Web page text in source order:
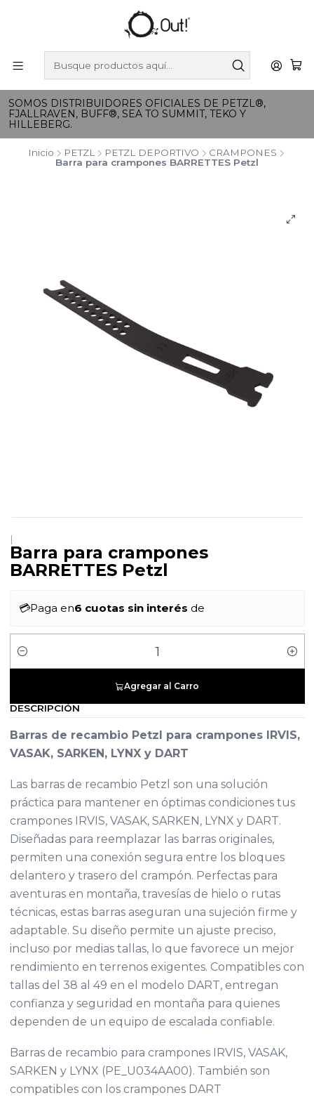
SOMOS DISTRIBUIDORES OFICIALES DE PETZL®,
FJALLRAVEN, BUFF®, SEA TO SUMMIT, TEKO Y
HILLEBERG.
Inicio PETZL PETZL DEPORTIVO
CRAMPONES
Barra para crampones BARRETTES Petzl
|
Barra para crampones
BARRETTES Petzl
💳Paga en6 cuotas sin interés de
Cantidad
Agregar al Carro
DESCRIPCIÓN
Barras de recambio Petzl para crampones IRVIS,
VASAK, SARKEN, LYNX y DART
Las barras de recambio Petzl son una solución
práctica para mantener en óptimas condiciones tus
crampones IRVIS, VASAK, SARKEN, LYNX y DART.
Diseñadas para reemplazar las barras originales,
permiten una conexión segura entre los bloques
delantero y trasero del crampón. Perfectas para
aventuras en montaña, travesías de hielo o rutas
técnicas, estas barras aseguran una sujeción firme y
adaptable. Su diseño permite un ajuste preciso,
incluso por medias tallas, lo que favorece un mejor
rendimiento en terrenos exigentes. Compatibles con
tallas del 38 al 49 en el modelo DART, entregan
confianza y seguridad en montaña para quienes
dependen de un equipo de escalada confiable.
Barras de recambio para crampones IRVIS, VASAK,
SARKEN y LYNX (PE_U034AA00). También son
compatibles con los crampones DART